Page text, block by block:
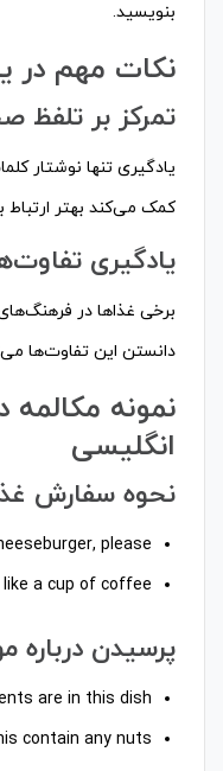
بنویسید.
نکات مهم در
تمرکز بر تلفظ
یادگیری تنها نوشتار
کمک می‌کند بهتر ارتباط
یادگیری
برخی غذاها در
دانستن این تفاوت‌ها
نمونه مکالمه
انگلیسی
نحوه سفارش
please?
like a cup of coffee.
پرسیدن درباره
are in this dish?
contain any nuts?